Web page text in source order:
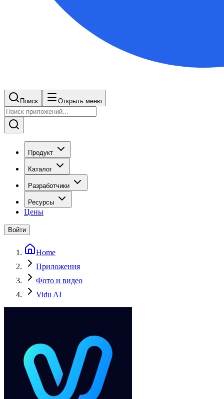
Поиск Открыть меню
Продукт
Каталог
Разработчики
Ресурсы
Цены
Войти
Home
Приложения
Фото и видео
Vidu AI